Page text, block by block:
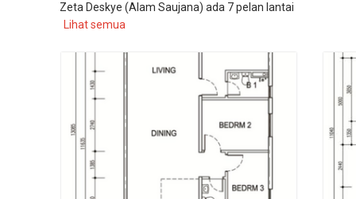
Zeta Deskye (Alam Saujana) ada 7pelan lantai
Lihat semua